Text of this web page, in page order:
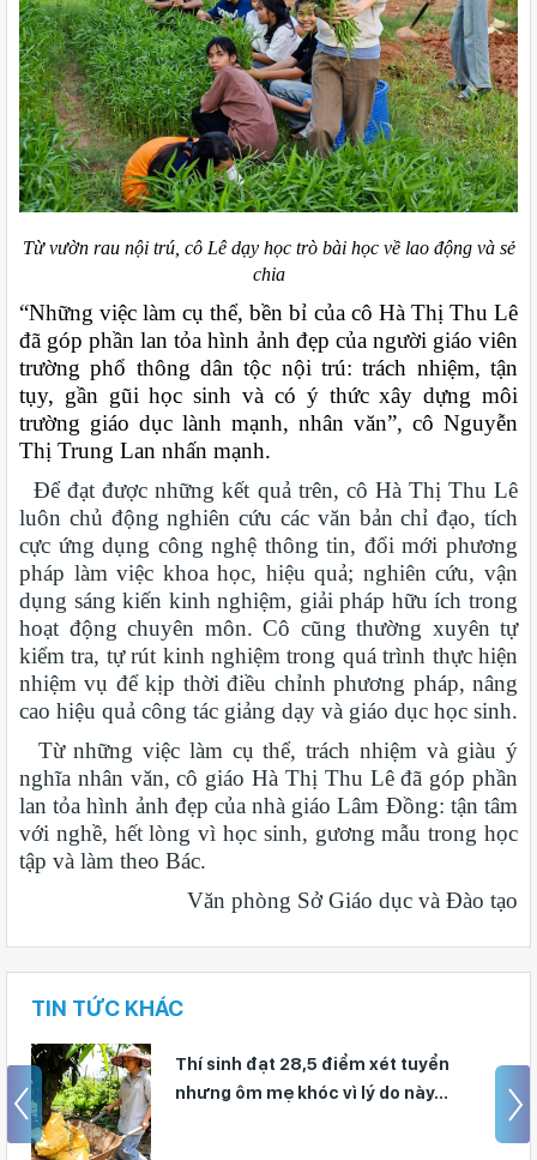
Từ vườn rau nội trú, cô Lê dạy học trò bài học về lao động và sẻ
chia
“Những việc làm cụ thể, bền bỉ của cô Hà Thị Thu Lê
đã góp phần lan tỏa hình ảnh đẹp của người giáo viên
trường phổ thông dân tộc nội trú: trách nhiệm, tận
tụy, gần gũi học sinh và có ý thức xây dựng môi
trường giáo dục lành mạnh, nhân văn”, cô Nguyễn
Thị Trung Lan nhấn mạnh.
Để đạt được những kết quả trên, cô Hà Thị Thu Lê
luôn chủ động nghiên cứu các văn bản chỉ đạo, tích
cực ứng dụng công nghệ thông tin, đổi mới phương
pháp làm việc khoa học, hiệu quả; nghiên cứu, vận
dụng sáng kiến kinh nghiệm, giải pháp hữu ích trong
hoạt động chuyên môn. Cô cũng thường xuyên tự
kiểm tra, tự rút kinh nghiệm trong quá trình thực hiện
nhiệm vụ để kịp thời điều chỉnh phương pháp, nâng
cao hiệu quả công tác giảng dạy và giáo dục học sinh.
Từ những việc làm cụ thể, trách nhiệm và giàu ý
nghĩa nhân văn, cô giáo Hà Thị Thu Lê đã góp phần
lan tỏa hình ảnh đẹp của nhà giáo Lâm Đồng: tận tâm
với nghề, hết lòng vì học sinh, gương mẫu trong học
tập và làm theo Bác.
Văn phòng Sở Giáo dục và Đào tạo
TIN TỨC KHÁC
Giáo viên Trường THPT Đạm Ri đạt
giải Nhì Hội thi Báo cáo viên, Tuyên